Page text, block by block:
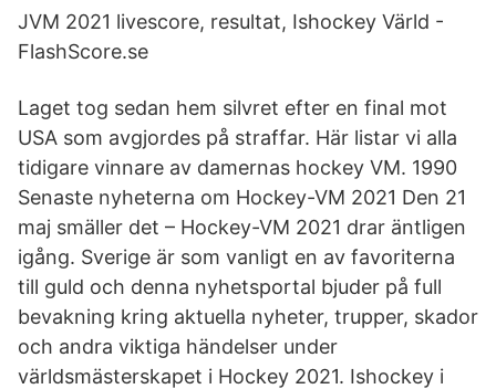
JVM 2021 livescore, resultat, Ishockey Värld -
FlashScore.se
Laget tog sedan hem silvret efter en final mot
USA som avgjordes på straffar. Här listar vi alla
tidigare vinnare av damernas hockey VM. 1990
Senaste nyheterna om Hockey-VM 2021 Den 21
maj smäller det – Hockey-VM 2021 drar äntligen
igång. Sverige är som vanligt en av favoriterna
till guld och denna nyhetsportal bjuder på full
bevakning kring aktuella nyheter, trupper, skador
och andra viktiga händelser under
världsmästerskapet i Hockey 2021. Ishockey i